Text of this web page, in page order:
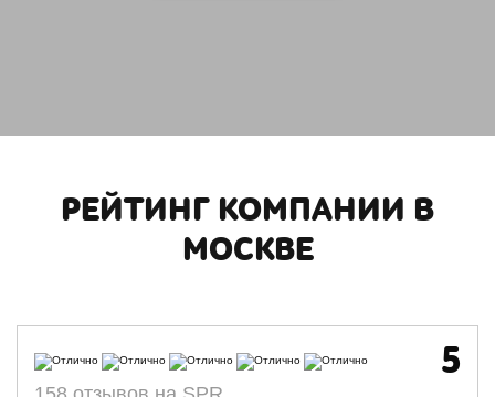
РЕЙТИНГ КОМПАНИИ В
МОСКВЕ
5